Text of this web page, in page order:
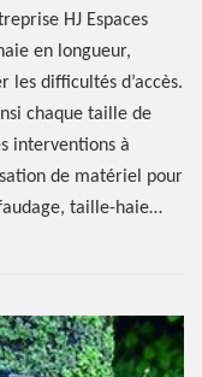
HJ Espaces
en longueur,
les difficultés d’accès.
chaque taille de
interventions à
de matériel pour
taille-haie…